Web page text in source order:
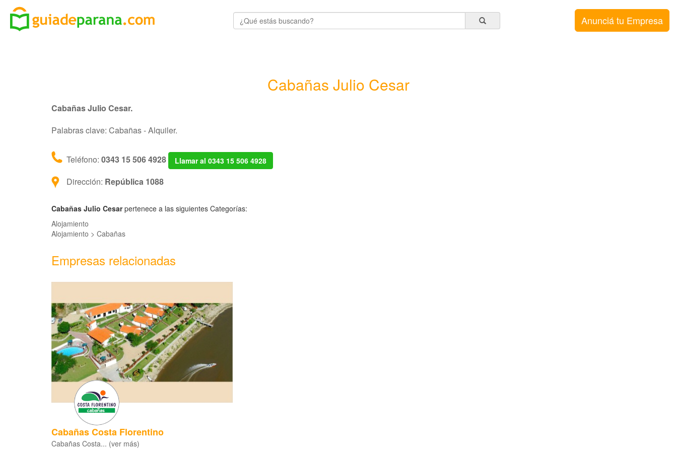
Anunciá tu Empresa
Cabañas Julio Cesar
Cabañas Julio Cesar.
Palabras clave: Cabañas - Alquiler.
Teléfono: 0343 15 506 4928 Llamar al 0343 15 506 4928
Dirección: República 1088
Cabañas Julio Cesarpertenece a las siguientes Categorías:
Alojamiento
Alojamiento > Cabañas
Empresas relacionadas
Cabañas Costa Florentino
Cabañas Costa... (ver más)